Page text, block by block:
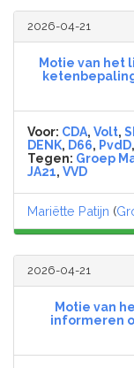
2026-04-21
Motie van het
Voor: CDA, Volt,
DENK, D66, PvdD,
Tegen: Groep
JA21, VVD
Mariëtte Patijn (
2026-04-21
Motie van
informeren